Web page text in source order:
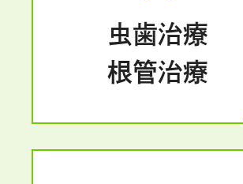
虫歯治療
根管治療